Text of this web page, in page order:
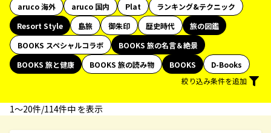
aruco 海外
aruco 国内 Plat
ランキング&テクニック
Resort Style
島旅 御朱印 歴史時代
旅の図鑑
BOOKS スペシャルコラボ
BOOKS 旅の名言＆絶景
BOOKS 旅と健康
BOOKS 旅の読み物 BOOKS
D-Books
絞り込み条件を追加
1〜20件/114件中 を表示